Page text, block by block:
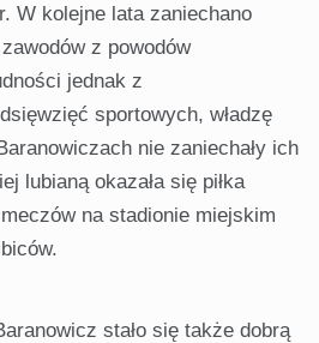
W kolejne lata zaniechano
z powodów
jednak z
sportowych, władzę
nie zaniechały ich
lubianą okazała się piłka
na stadionie miejskim
stało się także dobrą